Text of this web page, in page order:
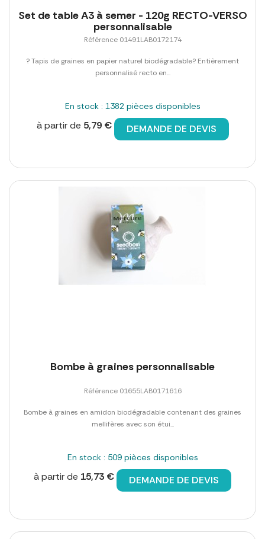
Set de table A3 à semer - 120g RECTO-VERSO
personnalisable
Référence 01491LAB0172174
? Tapis de graines en papier naturel biodégradable? Entièrement
personnalisé recto en...
En stock : 1382 pièces disponibles
à partir de 5,79 € DEMANDE DE DEVIS
Bombe à graines personnalisable
Référence 01655LAB0171616
Bombe à graines en amidon biodégradable contenant des graines
mellifères avec son étui...
En stock : 509 pièces disponibles
à partir de 15,73 € DEMANDE DE DEVIS